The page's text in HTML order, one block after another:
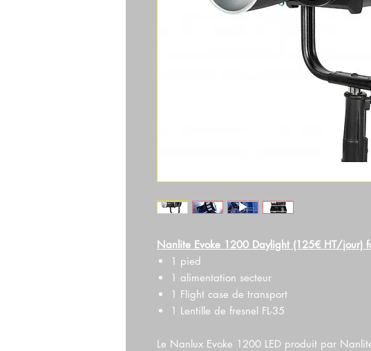
Nanlite Evoke 1200 Daylight (125€ HT/jour)
1 pied
1 alimentation secteur
1 Flight case de transport
1 Lentille de fresnel FL-35
Le Nanlux Evoke 1200 LED produit par